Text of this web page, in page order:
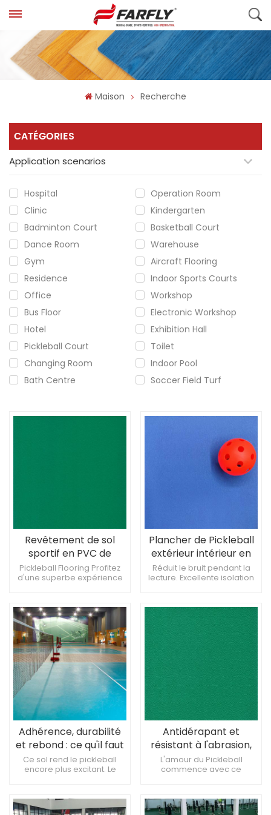
Maison Recherche
CATÉGORIES
Application scenarios
Hospital
Operation Room
Clinic
Kindergarten
Badminton Court
Basketball Court
Dance Room
Warehouse
Gym
Aircraft Flooring
Residence
Indoor Sports Courts
Office
Workshop
Bus Floor
Electronic Workshop
Hotel
Exhibition Hall
Pickleball Court
Toilet
Changing Room
Indoor Pool
Bath Centre
Soccer Field Turf
Revêtement de sol
sportif en PVC de
haute qualité de 4,5
mm Revêtement de sol
Pickleball
Pickleball Flooring Profitez
d'une superbe expérience
sportives L'amour du
Pickleball commence par le
revêtement de sol que vous
choisissez.
Plancher de Pickleball
extérieur intérieur en
PVC PP
Réduit le bruit pendant la
lecture. Excellente isolation
rapport qualité-prix élevé.
Adhérence, durabilité
et rebond : ce qu'il faut
rechercher dans les
revêtements de sol des
Ce sol rend le pickleball
encore plus excitant. Le
professionnel Revêtement
de sol en plastique de haute
Antidérapant et
résistant à l'abrasion,
un incontournable pour
les terrains de
professionnels
L'amour du Pickleball
commence avec ce
agréable. Matériaux de
haute qualité, vous offrant la